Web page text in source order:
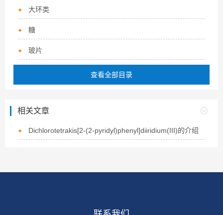
大环类
糖
玻片
查看全部目录
相关文章
Dichlorotetrakis[2-(2-pyridyl)phenyl]diiridium(III)的介绍